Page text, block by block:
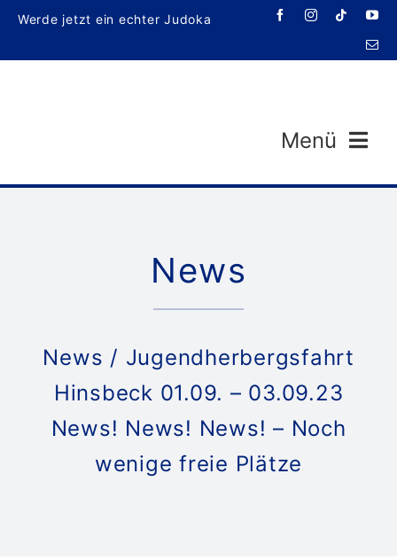
Zum
springen
Werde jetzt ein echter Judoka
Menü
News
News / Jugendherbergsfahrt
Hinsbeck 01.09. – 03.09.23
News! News! News! – Noch
wenige freie Plätze